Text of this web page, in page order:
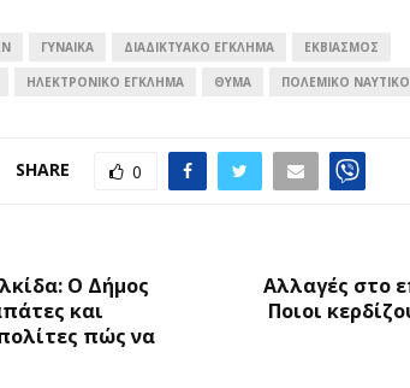
ΓΥΝΑΊΚΑ ΔΙΑΔΙΚΤΥΑΚΌ ΈΓΚΛΗΜΑ ΕΚΒΙΑΣΜΌΣ
ΗΛΕΚΤΡΟΝΙΚΌ ΈΓΚΛΗΜΑ ΘΥΜΑ ΠΟΛΕΜΙΚΌ ΝΑΥΤΙΚΌ
SHARE 0
Ο Δήμος
και
πώς να
Αλλαγές στο
Ποιοι